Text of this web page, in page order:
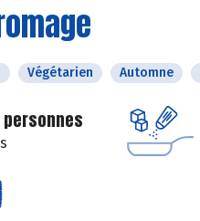
Végétarien Automne
personnes